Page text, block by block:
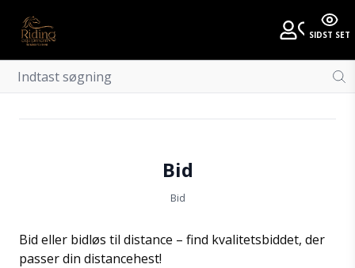
Bid
Bid
Bid eller bidløs til distance – find kvalitetsbiddet, der
passer din distancehest!
SIDST SET